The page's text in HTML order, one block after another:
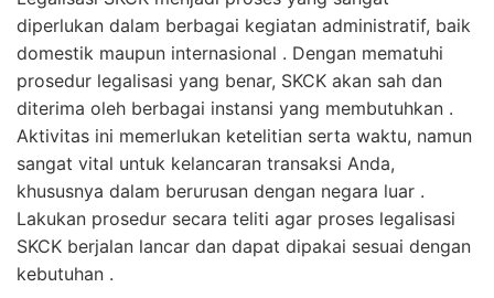
diperlukan dalam berbagai kegiatan administratif, baik
domestik maupun internasional . Dengan mematuhi
prosedur legalisasi yang benar, SKCK akan sah dan
diterima oleh berbagai instansi yang membutuhkan .
Aktivitas ini memerlukan ketelitian serta waktu, namun
sangat vital untuk kelancaran transaksi Anda,
khususnya dalam berurusan dengan negara luar .
Lakukan prosedur secara teliti agar proses legalisasi
SKCK berjalan lancar dan dapat dipakai sesuai dengan
kebutuhan .